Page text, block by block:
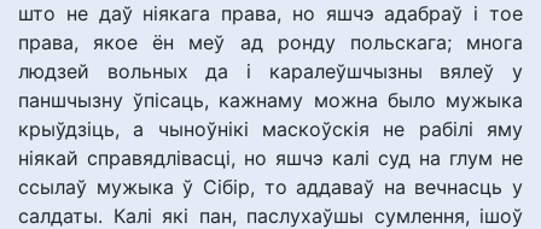
што не даў ніякага права, но яшчэ адабраў і тое
права, якое ён меў ад ронду польскага; многа
людзей вольных да і каралеўшчызны вялеў у
паншчызну ўпісаць, кажнаму можна было мужыка
крыўдзіць, а чыноўнікі маскоўскія не рабілі яму
ніякай справядлівасці, но яшчэ калі суд на глум не
ссылаў мужыка ў Сібір, то аддаваў на вечнасць у
салдаты. Калі які пан, паслухаўшы сумлення, ішоў